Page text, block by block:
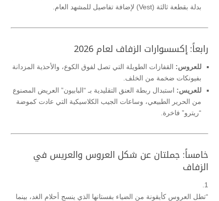
بدلة بقطعة ثالثة (Vest) لإضافة تفاصيل للمشهد العام.
رابعاً: إكسسوارات الزفاف لعام 2026
للعروس: القفازات الطويلة التي تصل لفوق الكوع، والأحذية المزدانة
بفيونكات ضخمة من الخلف.
للعريس: استبدال ربطة العنق التقليدية بـ “البابيون” العريض المصنوع
من الحرير الطبيعي، وساعات الجيب الكلاسيكية التي عادت كموضة
“ريترو” فاخرة.
خامساً: جملتان عن شكل العروس والعريس في
الزفاف
“تطل العروس كأيقونة من الضياء بفستانها الذي ينسج أحلام الغد، بينما